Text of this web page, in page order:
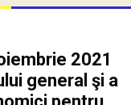
2021
general şi a